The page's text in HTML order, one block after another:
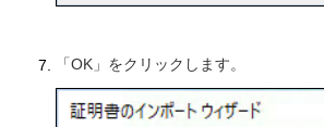
「OK」をクリックします。